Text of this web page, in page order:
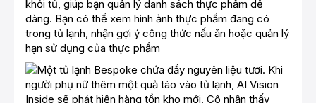
khỏi tủ, giúp bạn quản lý danh sách thực phẩm dễ
dàng. Bạn có thể xem hình ảnh thực phẩm đang có
trong tủ lạnh, nhận gợi ý công thức nấu ăn hoặc quản lý
hạn sử dụng của thực phẩm